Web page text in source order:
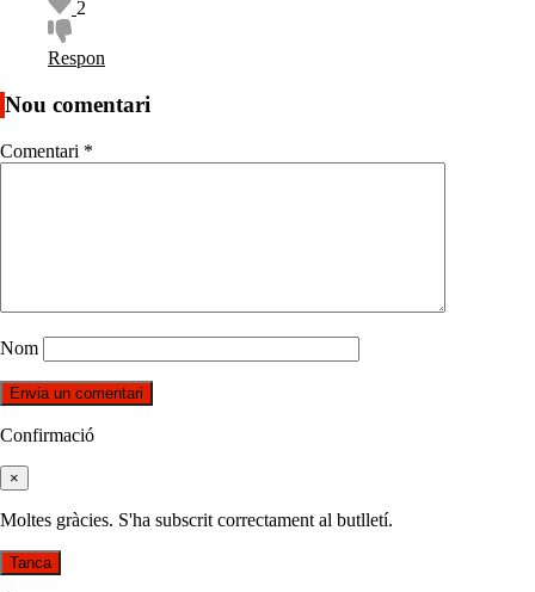
2
Respon
Nou comentari
Comentari *
Nom
Confirmació
×
Moltes gràcies. S'ha subscrit correctament al butlletí.
Tanca